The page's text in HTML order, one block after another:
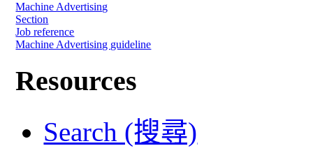
Machine Advertising
Section
Job reference
Machine Advertising guideline
Resources
Search (搜尋)